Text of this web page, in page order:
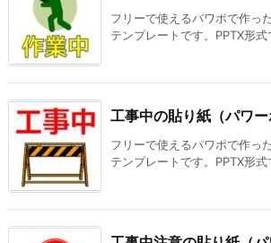
フリーで使えるパワポで作っ
テンプレートです。PPTX形
工事中の貼り紙（パワー
フリーで使えるパワポで作っ
テンプレートです。PPTX形